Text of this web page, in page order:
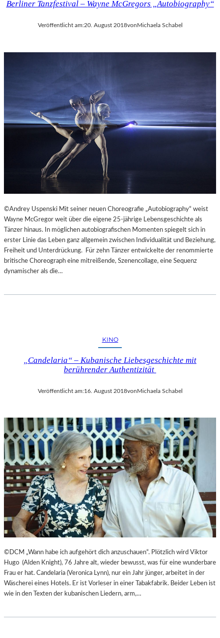
Berliner Tanzfestival – Wayne McGregors „Autobiography“
Veröffentlicht am:20. August 2018von Michaela Schabel
©Andrey Uspenski Mit seiner neuen Choreografie „Autobiography“ weist
Wayne McGregor weit über die eigene 25-jährige Lebensgeschichte als
Tänzer hinaus. In möglichen autobiografischen Momenten spiegelt sich in
erster Linie das Leben ganz allgemein zwischen Individualität und Beziehung,
Freiheit und Unterdrückung. Für zehn Tänzer entwickelte der renommierte
britische Choreograph eine mitreißende, Szenencollage, eine Sequenz
dynamischer als die…
KINO
„Candelaria“ – Kubanische Liebesgeschichte mit
berührender Authentizität
Veröffentlicht am:16. August 2018vonMichaela Schabel
©DCM „Wann habe ich aufgehört dich anzuschauen“. Plötzlich wird Viktor
Hugo (Alden Knight), 76 Jahre alt, wieder bewusst, was für eine wunderbare
Frau er hat. Candelaria (Veronica Lynn), nur ein Jahr jünger, arbeitet in der
Wäscherei eines Hotels. Er ist Vorleser in einer Tabakfabrik. Beider Leben ist
wie in den Texten der kubanischen Liedern, arm,…